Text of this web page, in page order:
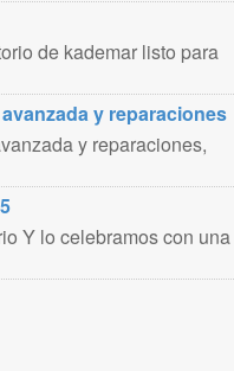
de kademar listo para
y reparaciones
y reparaciones,
Y lo celebramos con una